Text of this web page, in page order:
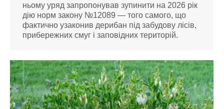
ньому уряд запропонував зупинити на 2026 рік
дію норм закону №12089 — того самого, що
фактично узаконив дерибан під забудову лісів,
прибережних смуг і заповідних територій.